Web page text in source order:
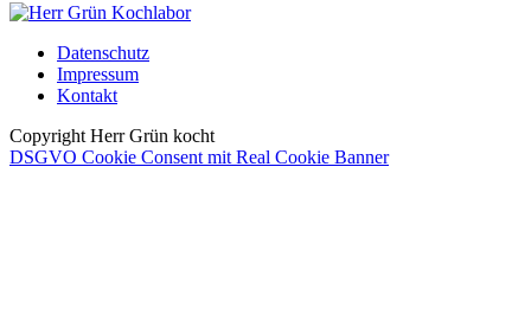
Datenschutz
Impressum
Kontakt
Copyright Herr Grün kocht
DSGVO Cookie Consent mit Real Cookie Banner